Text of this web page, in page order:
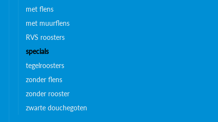
met flens
met muurflens
RVS roosters
specials
tegelroosters
zonder flens
zonder rooster
zwarte douchegoten